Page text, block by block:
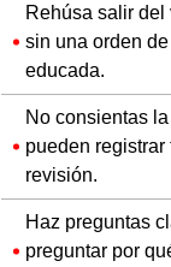
Rehúsa salir
sin una orden
educada.
No consientas
pueden
revisión.
Haz preguntas
preguntar por